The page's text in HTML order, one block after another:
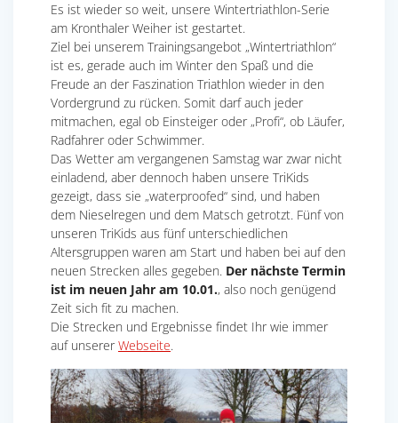
Es ist wieder so weit, unsere Wintertriathlon-Serie
am Kronthaler Weiher ist gestartet.
Ziel bei unserem Trainingsangebot „Wintertriathlon“
ist es, gerade auch im Winter den Spaß und die
Freude an der Faszination Triathlon wieder in den
Vordergrund zu rücken. Somit darf auch jeder
mitmachen, egal ob Einsteiger oder „Profi“, ob Läufer,
Radfahrer oder Schwimmer.
Das Wetter am vergangenen Samstag war zwar nicht
einladend, aber dennoch haben unsere TriKids
gezeigt, dass sie „waterproofed“ sind, und haben
dem Nieselregen und dem Matsch getrotzt. Fünf von
unseren TriKids aus fünf unterschiedlichen
Altersgruppen waren am Start und haben bei auf den
neuen Strecken alles gegeben. Der nächste Termin
ist im neuen Jahr am 10.01., also noch genügend
Zeit sich fit zu machen.
Die Strecken und Ergebnisse findet Ihr wie immer
auf unsererWebseite.